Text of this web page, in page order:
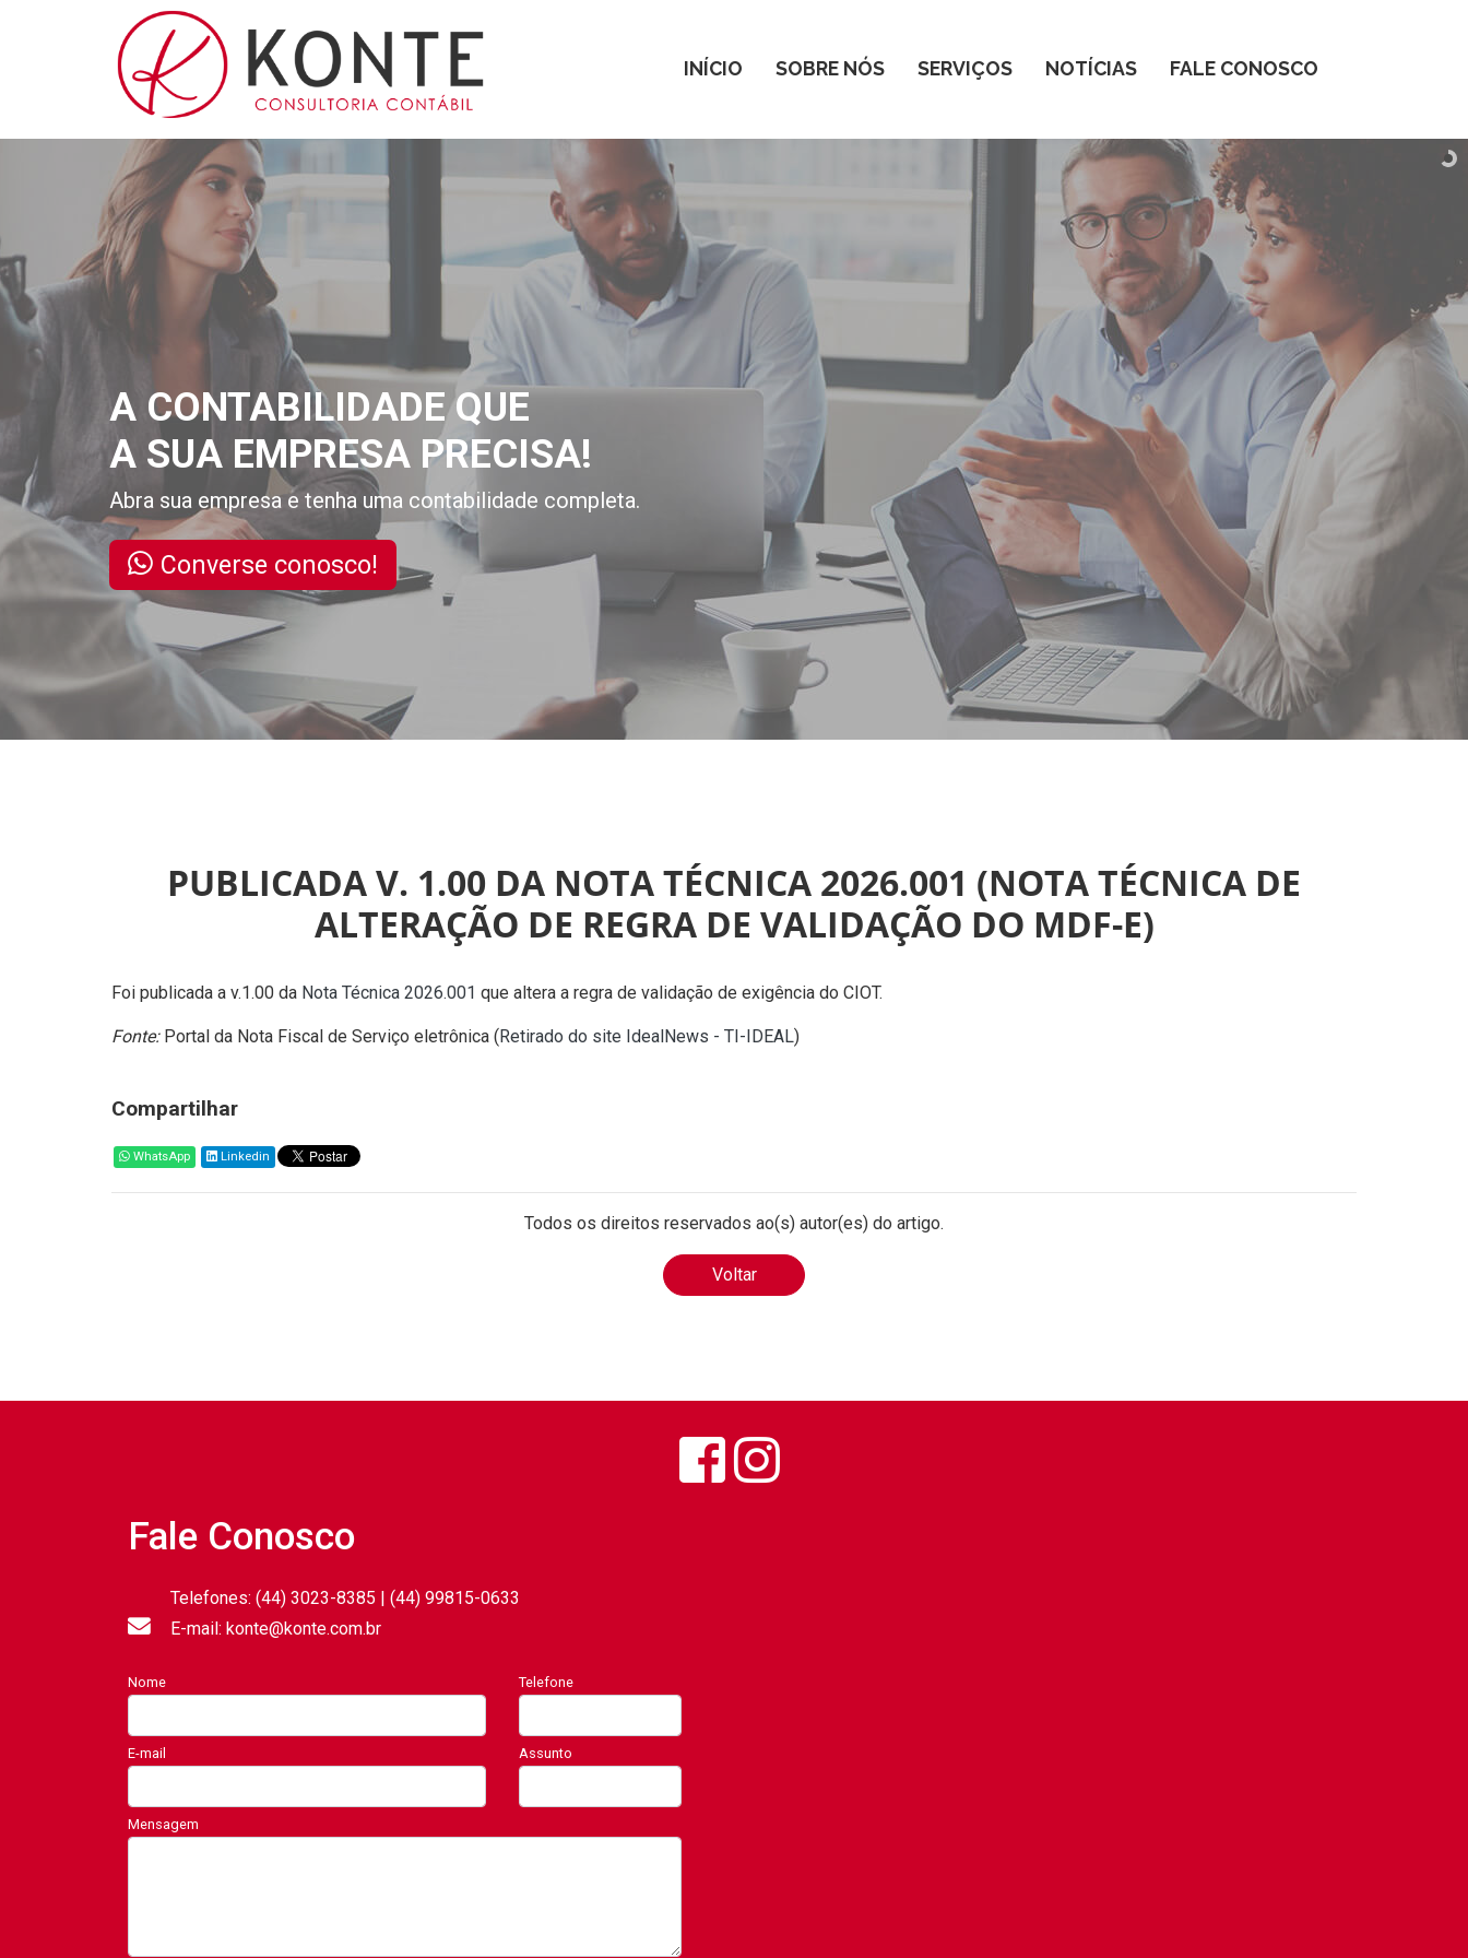
INÍCIO SOBRE NÓS SERVIÇOS NOTÍCIAS FALE CONOSCO
A CONTABILIDADE QUE
A SUA EMPRESA PRECISA!
Abra sua empresa e tenha uma contabilidade completa.
Converse conosco!
PUBLICADA V. 1.00 DA NOTA TÉCNICA 2026.001 (NOTA TÉCNICA DE
ALTERAÇÃO DE REGRA DE VALIDAÇÃO DO MDF-E)
Foi publicada a v.1.00 da Nota Técnica 2026.001 que altera a regra de validação de exigência do CIOT.
Fonte:Portal da Nota Fiscal de Serviço eletrônica (Retirado do site IdealNews - TI-IDEAL)
Compartilhar
WhatsApp Linkedin
Todos os direitos reservados ao(s) autor(es) do artigo.
Voltar
Fale Conosco
Telefones: (44) 3023-8385 | (44) 99815-0633
E-mail: konte@konte.com.br
Nome Telefone
E-mail Assunto
Mensagem